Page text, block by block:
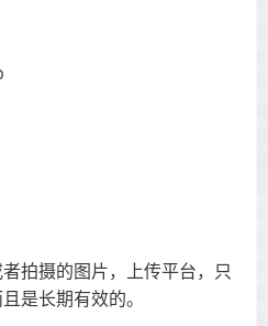
拍摄的图片，上传平台，只
是长期有效的。